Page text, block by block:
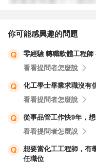
你可能感興趣的問題
零經驗 轉職軟體工程師
看看提問者怎麼說
化工學士畢業求職沒有
看看提問者怎麼說
從事品管工作快9年，
看看提問者怎麼說
想要當化工工程師，有
任職位